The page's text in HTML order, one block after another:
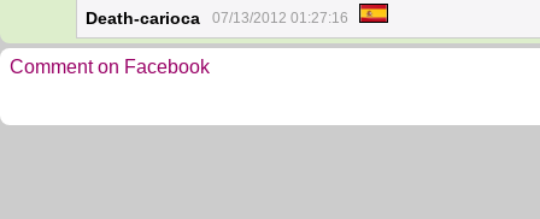
Death-carioca 07/13/2012 01:27:16
Comment on Facebook